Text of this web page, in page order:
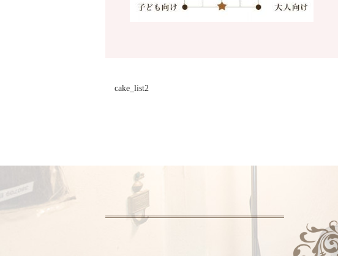
cake_list2